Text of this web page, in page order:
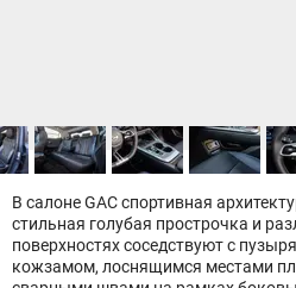
В салоне GAC спортивная
стильная голубая прострочка и
поверхностях соседствуют с
кожзамом, лоснящимся местами